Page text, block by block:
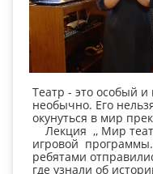
Театр - это особый
необычно. Его
окунуться в мир
Лекция ,, Мир
игровой
ребятами
где узнали об